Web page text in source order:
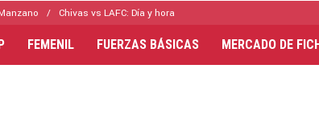
Chivas vs LAFC: Día y hora
FEMENIL FUERZAS BÁSICAS MERCADO DE